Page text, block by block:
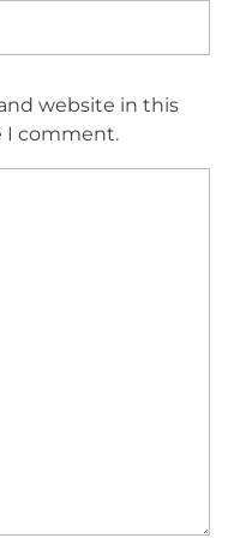
website in this
I comment.